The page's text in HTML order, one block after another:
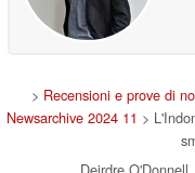
> Recensioni e prove di
Newsarchive 2024 11 >
Deirdre